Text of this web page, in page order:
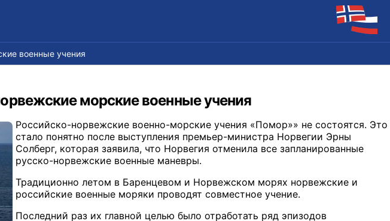
военные учения
морские военные учения
Российско-норвежские военно-морские учения «Помор»» не состоятся. Это
стало понятно после выступления премьер-министра Норвегии Эрны
Солберг, которая заявила, что Норвегия отменила все запланированные
русско-норвежские военные маневры.
Традиционно летом в Баренцевом и Норвежском морях норвежские и
российские военные моряки проводят совместное учение.
Последний раз их главной целью было отработать ряд эпизодов